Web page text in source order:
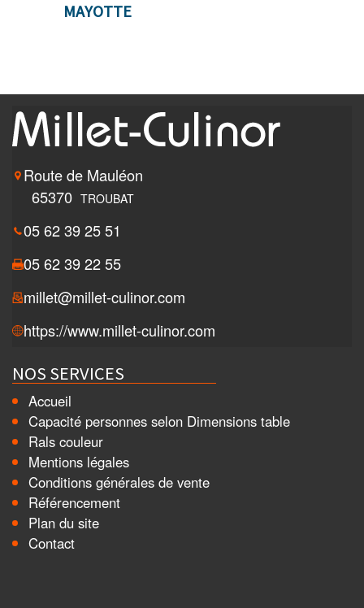
MAYOTTE
Route de Mauléon
65370 TROUBAT
05 62 39 25 51
05 62 39 22 55
millet@millet-culinor.com
https://www.millet-culinor.com
NOS SERVICES
Accueil
Capacité personnes selon Dimensions table
Rals couleur
Mentions légales
Conditions générales de vente
Référencement
Plan du site
Contact